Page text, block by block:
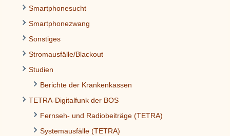
Smartphonesucht
Smartphonezwang
Sonstiges
Stromausfälle/Blackout
Studien
Berichte der Krankenkassen
TETRA-Digitalfunk der BOS
Fernseh- und Radiobeiträge (TETRA)
Systemausfälle (TETRA)